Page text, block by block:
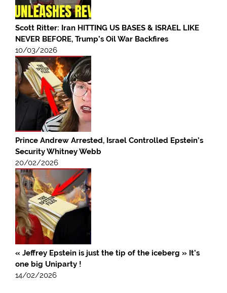
Scott Ritter: Iran HITTING US BASES & ISRAEL LIKE
NEVER BEFORE, Trump’s Oil War Backfires
10/03/2026
Prince Andrew Arrested, Israel Controlled Epstein’s
Security Whitney Webb
20/02/2026
« Jeffrey Epstein is just the tip of the iceberg » It’s
one big Uniparty !
14/02/2026